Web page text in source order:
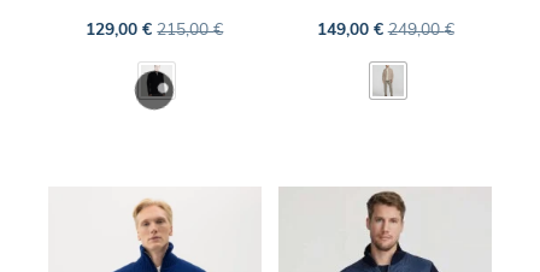
129,00€ 215,00€ 149,00 € 249,00€